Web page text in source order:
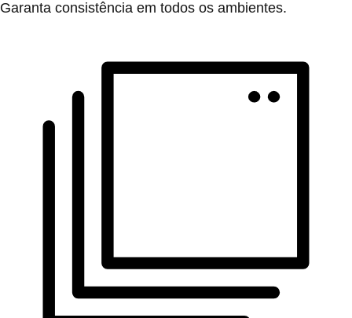
Garanta consistência em todos os ambientes.